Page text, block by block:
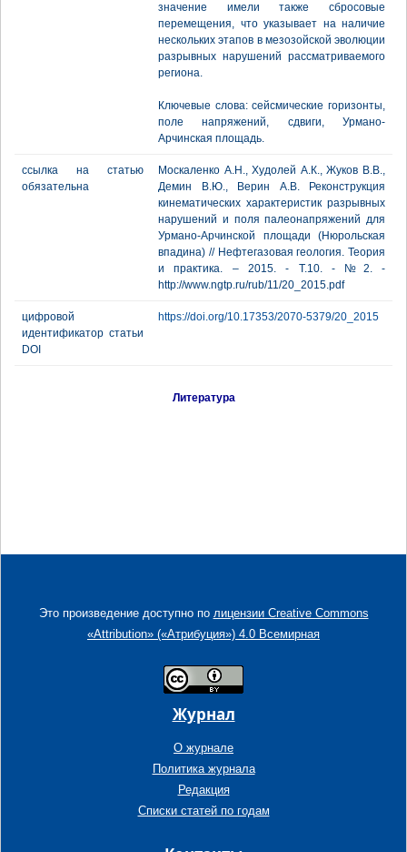
значение имели также сбросовые
перемещения, что указывает на наличие
нескольких этапов в мезозойской эволюции
разрывных нарушений рассматриваемого
региона.
Ключевые слова: сейсмические горизонты,
поле напряжений, сдвиги, Урмано-
Арчинская площадь.
ссылка на статью
обязательна
Москаленко А.Н., Худолей А.К., Жуков В.В.,
Демин В.Ю., Верин А.В. Реконструкция
кинематических характеристик разрывных
нарушений и поля палеонапряжений для
Урмано-Арчинской площади (Нюрольская
впадина) // Нефтегазовая геология. Теория
и практика. – 2015. - Т.10. - №2. -
http://www.ngtp.ru/rub/11/20_2015.pdf
цифровой
идентификатор статьи
DOI
https://doi.org/10.17353/2070-5379/20_2015
Литература
Это произведение доступно по лицензии Creative Commons
«Attribution» («Атрибуция») 4.0 Всемирная
Журнал
О журнале
Политика журнала
Редакция
Списки статей по годам